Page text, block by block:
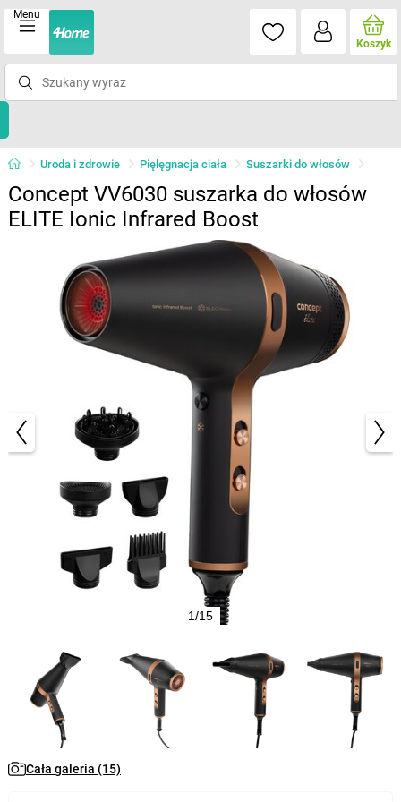
Menu
Koszyk
Uroda i zdrowie Pięlęgnacja ciała Suszarki do włosów
Concept VV6030 suszarka do włosów
ELITE Ionic Infrared Boost
1/15
Cała galeria (15)